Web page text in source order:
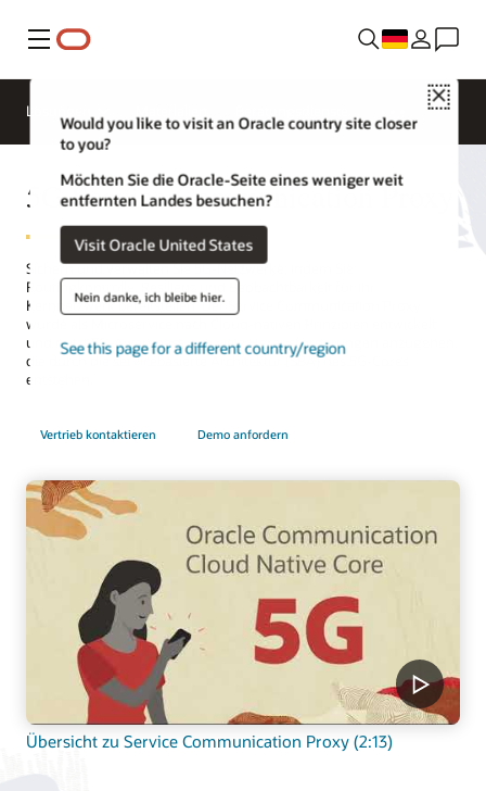
Menü
Close
Would you like to visit an Oracle country site closer
to you?
Möchten Sie die Oracle-Seite eines weniger weit
entfernten Landes besuchen?
Visit Oracle United States
Nein danke, ich bleibe hier.
See this page for a different country/region
Lösungen
5G Service Communication Proxy
Sichern und verwalten Sie 5G-Netzwerke, indem Sie
Routingkontrolle, Resilienz und Beobachtbarkeit für Ihr
Kernnetzwerk bereitstellen. Der Service Communication Proxy
wurde als Microservice nach Cloud-nativen Prinzipien entwickelt
und nutzt 5G-Awareness, um viele Herausforderungen anzugehen,
die durch die servicebasierte Architektur (SBA) des 5G-Cores
entstehen.
Vertrieb kontaktieren Demo anfordern
Übersicht zu Service Communication Proxy (2:13)